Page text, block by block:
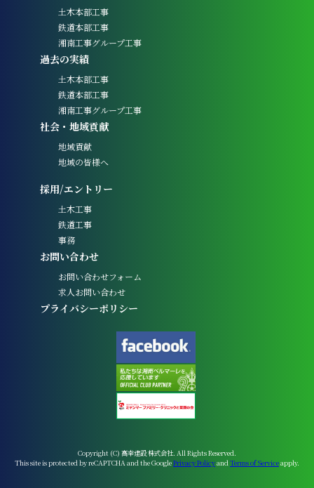
土木本部工事
鉄道本部工事
湘南工事グループ工事
過去の実績
土木本部工事
鉄道本部工事
湘南工事グループ工事
社会・地域貢献
地域貢献
地域の皆様へ
採用/エントリー
土木工事
鉄道工事
事務
お問い合わせ
お問い合わせフォーム
求人お問い合わせ
プライバシーポリシー
Copyright (C) 高幸建設 株式会社. All Rights Reserved.
This site is protected by reCAPTCHA and the GooglePrivacy Policyand Terms of Serviceapply.